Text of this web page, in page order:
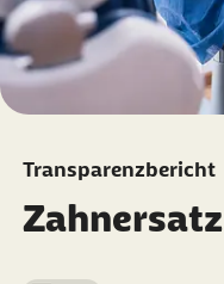
Transparenzbericht
Zahnersatz